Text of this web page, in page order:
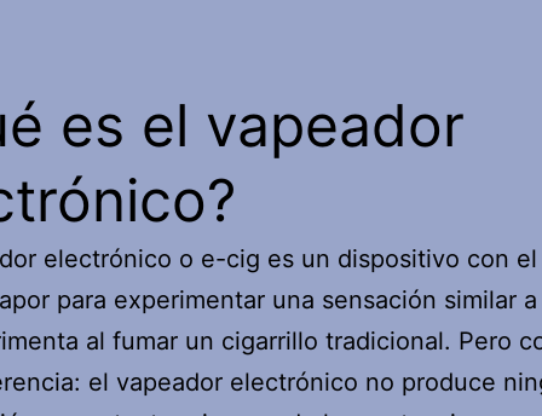
es el vapeador
electrónico o e-cig es un dispositivo con
para experimentar una sensación similar
al fumar un cigarrillo tradicional. Pero
el vapeador electrónico no produce